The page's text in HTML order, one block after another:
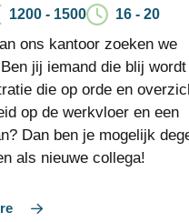
1200 - 1500 16 - 20
ons kantoor zoeken we
jij iemand die blij
die op orde en
op de werkvloer en een
Dan ben je mogelijk
als nieuwe collega!